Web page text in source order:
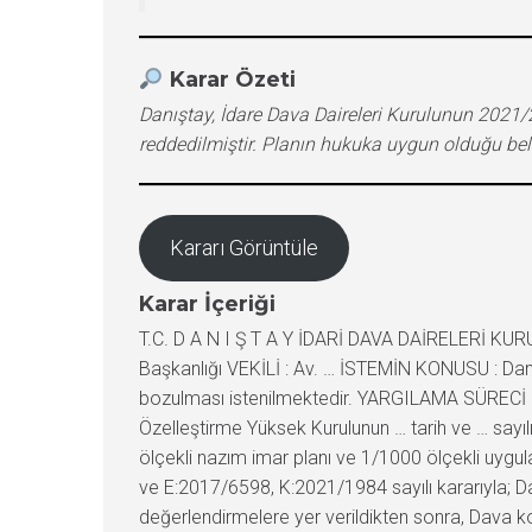
Karar Özeti
Danıştay, İdare Dava Daireleri Kurulunun
reddedilmiştir. Planın hukuka uygun olduğu
Kararı Görüntüle
Karar İçeriği
T.C. D A N I Ş T A Y İDARİ DAVA DAİRELERİ KURULU Esas No : 2021/2822 Karar No : 2021/2543 TEMYİZ EDEN (DAVACILAR) : 1- … 2-… KARŞI TARAF (DAVALI) : … Başkanlığı VEKİLİ : Av. … İSTEMİN KONUSU : Danıştay Altıncı Dairesinin 17/02/2021 tarih ve E:2017/6598, K:2021/1984 sayılı kararının temyizen incelenerek bozulması istenilmektedir. YARGILAMA SÜRECİ : Dava konusu istem: İstanbul İli, Bakırköy İlçesi, … Mahallesi, … ada, … parsel sayılı taşınmaza ilişkin olarak Özelleştirme Yüksek Kurulunun … tarih ve … sayılı kararı ile onaylanan ve 10/02/2017 tarih ve 29975 sayılı Resmi Gazete’de yayımlanarak yürürlüğe giren 1/5000 ölçekli nazım imar planı ve 1/1000 ölçekli uygulama imar planı değişikliklerinin iptali istenilmiştir. Daire kararının özeti: Danıştay Altıncı Dairesinin 17/02/2021 tarih ve E:2017/6598, K:2021/1984 sayılı kararıyla; Dairelerince mahallinde yaptırılan keşif ve bilirkişi incelemesi sonucu hazırlanan raporda yer alan tespit ve değerlendirmelere yer verildikten sonra, Dava konusu taşınmazın bulunduğu alanda imar planı yapma yetkisinin Özelleştirme Yüksek Kuruluna ait olduğu, davaya konu edilen imar planı yapılırken ilgili kurum ve kuruluşların görüşlerinin alındığı, plan değişikliklerinin üst ölçekli planlara aykırılık oluşturmadığı, Çevre ve imar bütünlüğü yönünden değerlendirildiğinde ise; 3194 sayılı Kanun’un 9. maddesinin ikinci fıkrasında verilmiş olan yetkiye istinaden Özelleştirme Yüksek Kurulunca yalnızca dava konusu parsel ile sınırlı bir alana ilişkin imar planı değişikliği yapıldığı, çevresinde 14-15 katlı yüksek yoğunluklu konut alanlarının bulunduğu bir alanda, dava konusu uygulama imar planıyla taşınmaza ayrık nizam, 5 Kat, TAKS:0.25; KAKS:1,25 yapılaşma koşulları verilerek çevredeki yüksek yoğunluklu konut alanlarından daha az yapılaşma şartları getirildiği, otopark ihtiyacının parsel içerisinde çözümlenebileceği, sınırlı bir alanda yapılan dava konusu imar planı değişikliklerine konu alanda sosyal teknik altyapı alanı ayrılmasının mutlaka gerekli ve zorunlu olmadığı, ayrıca yapılan bu değişikliğin, sosyal ve teknik alt yapı dengesini etkileyecek oranda da olmadığı, Bu durumda, üst ölçekli çevre düzeni planı kararlarına, şehircilik ve planlama esasları ile kamu yararına uygun ve çevre imar bütünlüğü ile uyumlu olan dava konusu imar planı değişikliklerinde hukuka aykırılık bulunmadığı gerekçesiyle davanın reddine karar verilmiştir. TEMYİZ EDENLERİN İDDİALARI : Davacılar tarafından, bilirkişi raporuna aykırı karar verildiği, ilgili kurumlardan alınması gerekli görüşlerin alınmadığı, mer’i plan bütünlüğünün bozulduğu, dava konusu imar planı değişikliklerinin rant amacıyla yapıldığı, yapı yoğunluğunun artırıldığı, donatı alanlarının azaltıldığı, üst ölçekli planlara aykırı kararlar üretildiği, Mekansal Planlar Yapım Yönetmeliği’nin amir düzenlemelerine uyulmadığı, bu nedenlerle, Daire kararının bozularak,